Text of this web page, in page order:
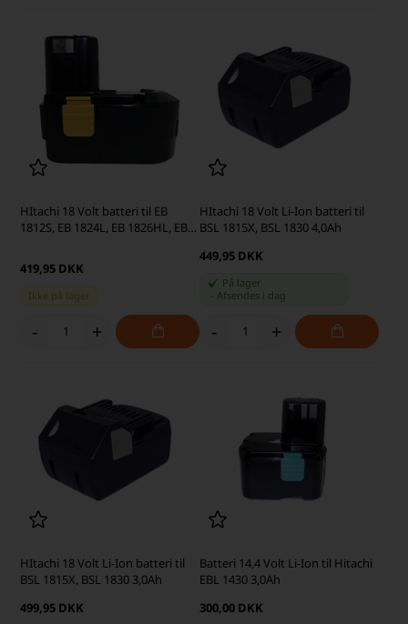
HItachi 18 Volt batteri til EB
1812S, EB 1824L, EB 1826HL, EB
419,95 DKK
Ikke på lager
- +
HItachi 18 Volt Li-Ion batteri til
BSL 1815X, BSL 1830 4,0Ah
449,95 DKK
På lager
Afsendes i dag
- +
HItachi 18 Volt Li-Ion batteri til
BSL 1815X, BSL 1830 3,0Ah
499,95 DKK
Batteri 14,4 Volt Li-Ion til Hitachi
EBL 1430 3,0Ah
300,00 DKK